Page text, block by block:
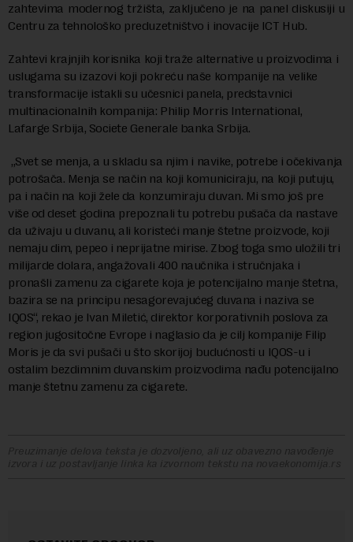
zahtevima modernog tržišta, zaključeno je na panel diskusiji u
Centru za tehnološko preduzetništvo i inovacije ICT Hub.
Zahtevi krajnjih korisnika koji traže alternative u proizvodima i
uslugama su izazovi koji pokreću naše kompanije na velike
transformacije istakli su učesnici panela, predstavnici
multinacionalnih kompanija: Philip Morris International,
Lafarge Srbija, Societe Generale banka Srbija.
„Svet se menja, a u skladu sa njim i navike, potrebe i očekivanja
potrošača. Menja se način na koji komuniciraju, na koji putuju,
pa i način na koji žele da konzumiraju duvan. Mi smo još pre
više od deset godina prepoznali tu potrebu pušača da nastave
da uživaju u duvanu, ali koristeći manje štetne proizvode, koji
nemaju dim, pepeo i neprijatne mirise. Zbog toga smo uložili tri
milijarde dolara, angažovali 400 naučnika i stručnjaka i
pronašli zamenu za cigarete koja je potencijalno manje štetna,
bazira se na principu nesagorevajućeg duvana i naziva se
IQOS“, rekao je Ivan Miletić, direktor korporativnih poslova za
region jugositočne Evrope i naglasio da je cilj kompanije Filip
Moris je da svi pušači u što skorijoj budućnosti u IQOS-u i
ostalim bezdimnim duvanskim proizvodima nađu potencijalno
manje štetnu zamenu za cigarete.
Preuzimanje delova teksta je dozvoljeno, ali uz obavezno navođenje
izvora i uz postavljanje linka ka izvornom tekstu na novaekonomija.rs